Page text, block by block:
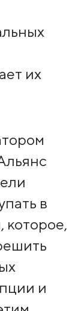
их
в
которое,
и